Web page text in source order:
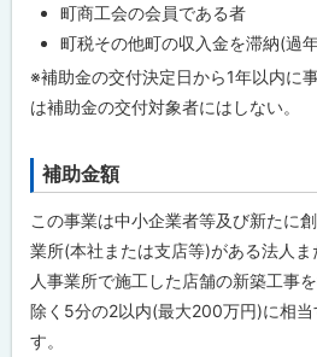
る
町商工会の会員である者
町税その他町の収入金を滞納(過
※補助金の交付決定日から1年以内に
は補助金の交付対象者にはしない。
ト
プ
に
戻
る
補助金額
この事業は中小企業者等及び新たに
業所(本社または支店等)がある法人
人事業所で施工した店舗の新築工事
除く5分の2以内(最大200万円)に相
す。